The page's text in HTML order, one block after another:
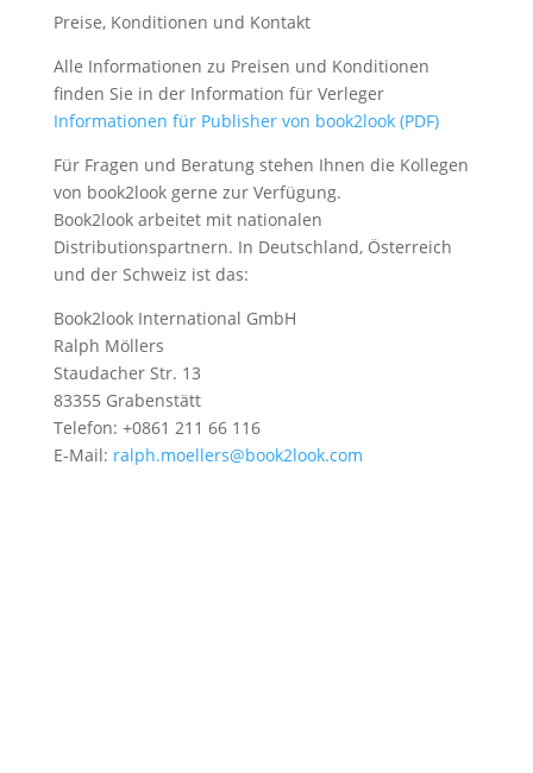
Preise, Konditionen und Kontakt
Alle Informationen zu Preisen und Konditionen
finden Sie in der Information für Verleger
Informationen für Publisher von book2look (PDF)
Für Fragen und Beratung stehen Ihnen die Kollegen
von book2look gerne zur Verfügung.
Book2look arbeitet mit nationalen
Distributionspartnern. In Deutschland, Österreich
und der Schweiz ist das:
Book2look International GmbH
Ralph Möllers
Staudacher Str. 13
83355 Grabenstätt
Telefon: +0861 211 66 116
E-Mail: ralph.moellers@book2look.com